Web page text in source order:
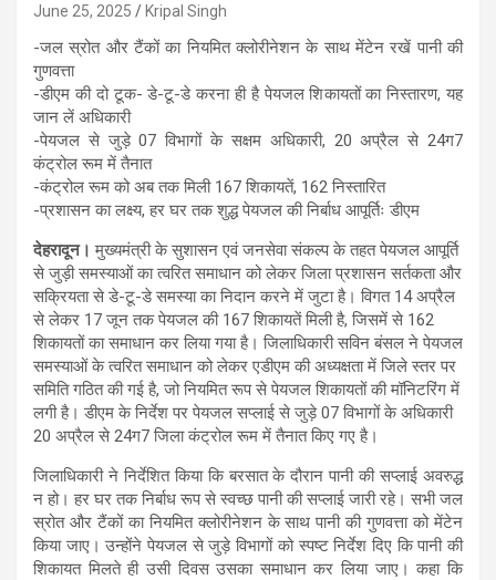
June 25, 2025 Kripal Singh
-जल स्रोत और टैंकों का नियमित क्लोरीनेशन के साथ मेंटेन रखें पानी की
गुणवत्ता
-डीएम की दो टूक- डे-टू-डे करना ही है पेयजल शिकायतों का निस्तारण, यह
जान लें अधिकारी
-पेयजल से जुड़े 07 विभागों के सक्षम अधिकारी, 20 अप्रैल से 24ग7
कंट्रोल रूम में तैनात
-कंट्रोल रूम को अब तक मिली 167 शिकायतें, 162 निस्तारित
-प्रशासन का लक्ष्य, हर घर तक शुद्ध पेयजल की निर्बाध आपूर्तिः डीएम
देहरादून। मुख्यमंत्री के सुशासन एवं जनसेवा संकल्प के तहत पेयजल आपूर्ति
से जुड़ी समस्याओं का त्वरित समाधान को लेकर जिला प्रशासन सर्तकता और
सक्रियता से डे-टू-डे समस्या का निदान करने में जुटा है। विगत 14 अप्रैल
से लेकर 17 जून तक पेयजल की 167 शिकायतें मिली है, जिसमें से 162
शिकायतों का समाधान कर लिया गया है। जिलाधिकारी सविन बंसल ने पेयजल
समस्याओं के त्वरित समाधान को लेकर एडीएम की अध्यक्षता में जिले स्तर पर
समिति गठित की गई है, जो नियमित रूप से पेयजल शिकायतों की मॉनिटरिंग में
लगी है। डीएम के निर्देश पर पेयजल सप्लाई से जुड़े 07 विभागों के अधिकारी
20 अप्रैल से 24ग7 जिला कंट्रोल रूम में तैनात किए गए है।
जिलाधिकारी ने निर्देशित किया कि बरसात के दौरान पानी की सप्लाई अवरुद्ध
न हो। हर घर तक निर्बाध रूप से स्वच्छ पानी की सप्लाई जारी रहे। सभी जल
स्रोत और टैंकों का नियमित क्लोरीनेशन के साथ पानी की गुणवत्ता को मेंटेन
किया जाए। उन्होंने पेयजल से जुड़े विभागों को स्पष्ट निर्देश दिए कि पानी की
शिकायत मिलते ही उसी दिवस उसका समाधान कर लिया जाए। कहा कि